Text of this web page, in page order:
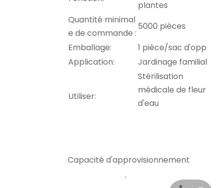
plantes
Quantité minimal
e de commande :
5000 pièces
Emballage:
1 pièce/sac d'opp
Application:
Jardinage familial
Utiliser:
Stérilisation
médicale de fleur
d'eau
Capacité d'approvisionnement
50 000 pièces/pièces par jour